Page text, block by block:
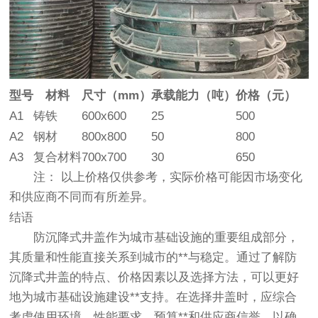
型号 材料 尺寸（mm）承载能力（吨）价格（元）
A1
铸铁 600x600 25
500
A2
钢材 800x800 50
800
A3
复合材料700x700 30
650
注：
以上价格仅供参考，实际价格可能因市场变化
和供应商不同而有所差异。
结语
防沉降式井盖作为城市基础设施的重要组成部分，
其质量和性能直接关系到城市的**与稳定。通过了解防
沉降式井盖的特点、价格因素以及选择方法，可以更好
地为城市基础设施建设**支持。在选择井盖时，应综合